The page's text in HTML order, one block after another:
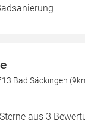
Bad Säckingen
Sterne aus 3